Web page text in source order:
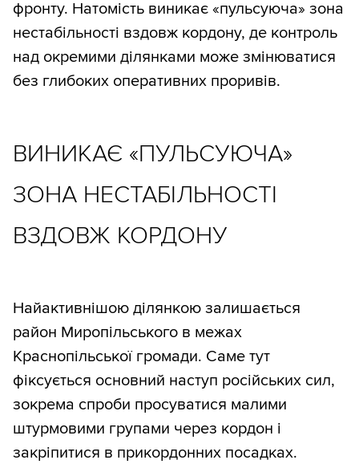
фронту. Натомість виникає «пульсуюча» зона
нестабільності вздовж кордону, де контроль
над окремими ділянками може змінюватися
без глибоких оперативних проривів.
ВИНИКАЄ «ПУЛЬСУЮЧА»
ЗОНА НЕСТАБІЛЬНОСТІ
ВЗДОВЖ КОРДОНУ
Найактивнішою ділянкою залишається
район Миропільського в межах
Краснопільської громади. Саме тут
фіксується основний наступ російських сил,
зокрема спроби просуватися малими
штурмовими групами через кордон і
закріпитися в прикордонних посадках.